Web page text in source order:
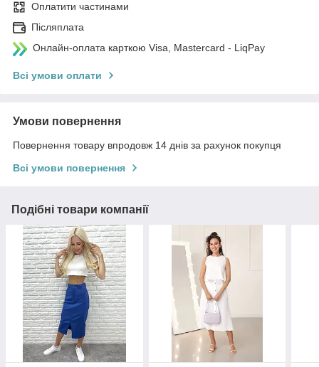
Оплатити частинами
Післяплата
Онлайн-оплата карткою Visa, Mastercard - LiqPay
Всі умови оплати
Умови повернення
Повернення товару впродовж 14 днів за рахунок покупця
Всі умови повернення
Подібні товари компанії